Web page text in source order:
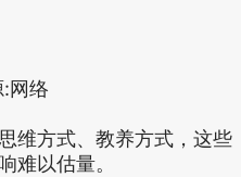
维方式、教养方式，这些
难以估量。